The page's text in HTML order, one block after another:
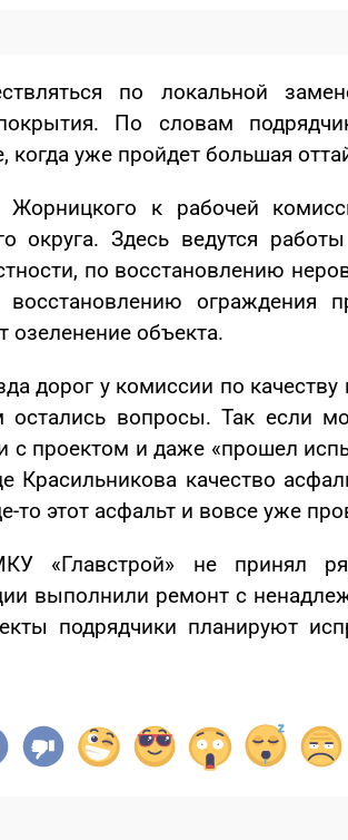
по локальной
По словам
когда уже пройдет большая
к рабочей
округа. Здесь ведутся
по восстановлению
ограждения
озеленение объекта.
дорог у комиссии по
вопросы. Так если
с проектом и даже «прошел
Красильникова качество
то этот асфальт и вовсе уже
«Главстрой» не принял
выполнили ремонт с
подрядчики планируют